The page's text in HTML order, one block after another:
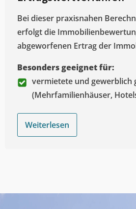
Bei dieser praxisnahen
erfolgt die
abgeworfenen Ertrag der
Besonders geeignet für:
vermietete und gewerblich
(Mehrfamilienhäuser,
Weiterlesen